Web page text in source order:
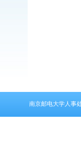
南京邮电大学人事